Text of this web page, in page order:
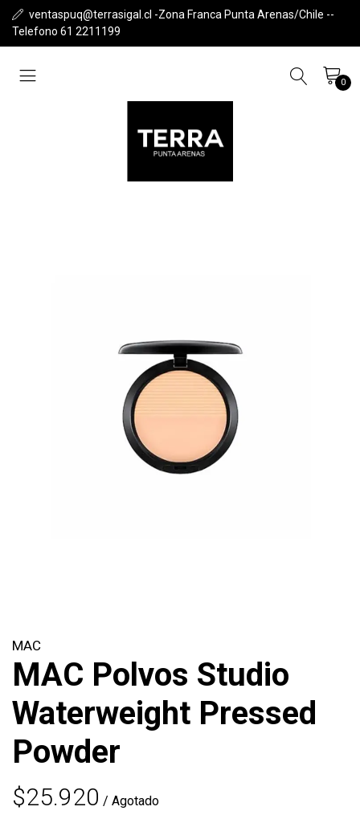
ventaspuq@terrasigal.cl -Zona Franca Punta Arenas/Chile --
Telefono 61 2211199
0
MAC
MAC Polvos Studio
Waterweight Pressed
Powder
$25.920 / Agotado